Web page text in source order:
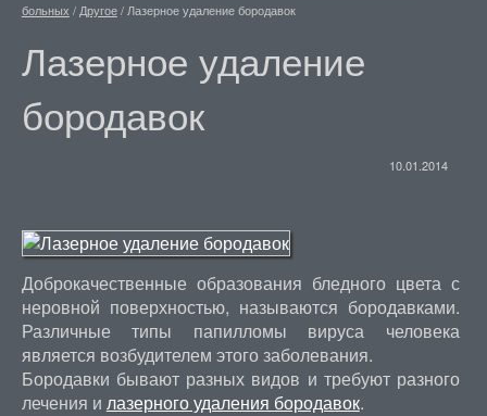
больных / Другое/ Лазерное удаление бородавок
Лазерное удаление
бородавок
10.01.2014
Доброкачественные образования бледного цвета с
неровной поверхностью, называются бородавками.
Различные типы папилломы вируса человека
является возбудителем этого заболевания.
Бородавки бывают разных видов и требуют разного
лечения и лазерного удаления бородавок.